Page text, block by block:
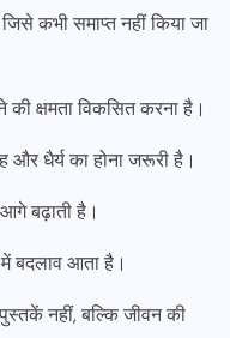
कभी समाप्त नहीं किया जा
की क्षमता विकसित करना है।
और धैर्य का होना जरूरी है।
बढ़ाती है।
बदलाव आता है।
नहीं, बल्कि जीवन की